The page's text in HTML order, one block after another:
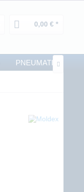
0,00 € *
PNEUMATIK